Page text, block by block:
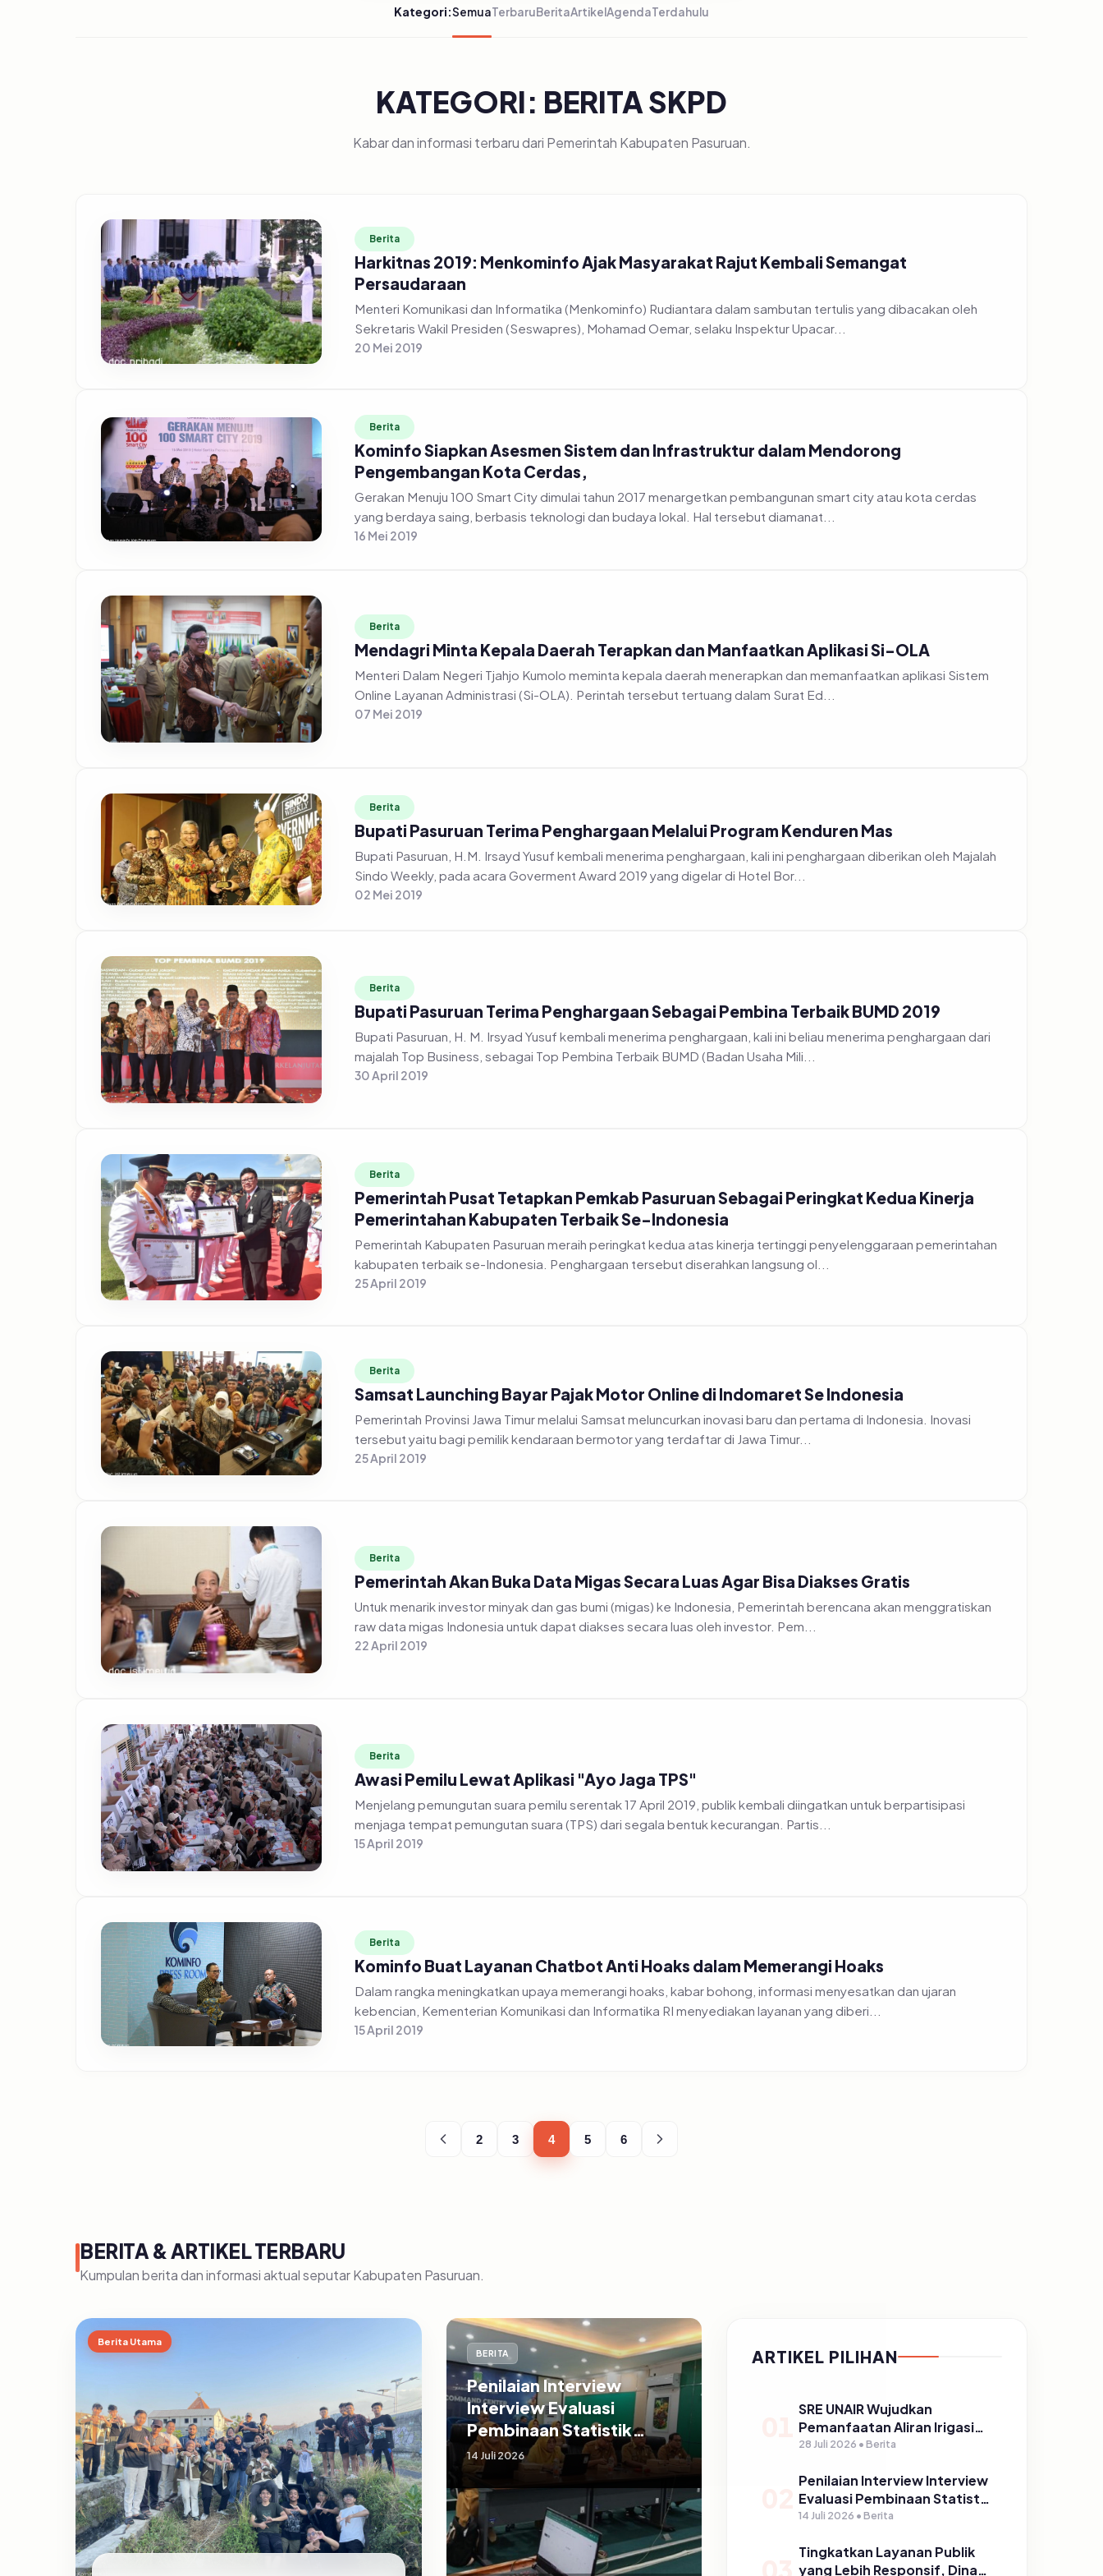
Kategori:SemuaTerbaruBeritaArtikelAgendaTerdahulu
KATEGORI: BERITA SKPD
Kabar dan informasi terbaru dari Pemerintah Kabupaten Pasuruan.
Berita
Harkitnas 2019: Menkominfo Ajak Masyarakat Rajut Kembali Semangat
Persaudaraan
Menteri Komunikasi dan Informatika (Menkominfo) Rudiantara dalam sambutan tertulis yang dibacakan oleh
Sekretaris Wakil Presiden (Seswapres), Mohamad Oemar, selaku Inspektur Upacar...
20 Mei 2019
Berita
Kominfo Siapkan Asesmen Sistem dan Infrastruktur dalam Mendorong
Pengembangan Kota Cerdas,
Gerakan Menuju 100 Smart City dimulai tahun 2017 menargetkan pembangunan smart city atau kota cerdas
yang berdaya saing, berbasis teknologi dan budaya lokal. Hal tersebut diamanat...
16 Mei 2019
Berita
Mendagri Minta Kepala Daerah Terapkan dan Manfaatkan Aplikasi Si-OLA
Menteri Dalam Negeri Tjahjo Kumolo meminta kepala daerah menerapkan dan memanfaatkan aplikasi Sistem
Online Layanan Administrasi (Si-OLA). Perintah tersebut tertuang dalam Surat Ed...
07 Mei 2019
Berita
Bupati Pasuruan Terima Penghargaan Melalui Program Kenduren Mas
Bupati Pasuruan, H.M. Irsayd Yusuf kembali menerima penghargaan, kali ini penghargaan diberikan oleh Majalah
Sindo Weekly, pada acara Goverment Award 2019 yang digelar di Hotel Bor...
02 Mei 2019
Berita
Bupati Pasuruan Terima Penghargaan Sebagai Pembina Terbaik BUMD 2019
Bupati Pasuruan, H. M. Irsyad Yusuf kembali menerima penghargaan, kali ini beliau menerima penghargaan dari
majalah Top Business, sebagai Top Pembina Terbaik BUMD (Badan Usaha Mili...
30 April 2019
Berita
Pemerintah Pusat Tetapkan Pemkab Pasuruan Sebagai Peringkat Kedua Kinerja
Pemerintahan Kabupaten Terbaik Se-Indonesia
Pemerintah Kabupaten Pasuruan meraih peringkat kedua atas kinerja tertinggi penyelenggaraan pemerintahan
kabupaten terbaik se-Indonesia. Penghargaan tersebut diserahkan langsung ol...
25 April 2019
Berita
Samsat Launching Bayar Pajak Motor Online di Indomaret Se Indonesia
Pemerintah Provinsi Jawa Timur melalui Samsat meluncurkan inovasi baru dan pertama di Indonesia. Inovasi
tersebut yaitu bagi pemilik kendaraan bermotor yang terdaftar di Jawa Timur...
25 April 2019
Berita
Pemerintah Akan Buka Data Migas Secara Luas Agar Bisa Diakses Gratis
Untuk menarik investor minyak dan gas bumi (migas) ke Indonesia, Pemerintah berencana akan menggratiskan
raw data migas Indonesia untuk dapat diakses secara luas oleh investor. Pem...
22 April 2019
Berita
Awasi Pemilu Lewat Aplikasi "Ayo Jaga TPS"
Menjelang pemungutan suara pemilu serentak 17 April 2019, publik kembali diingatkan untuk berpartisipasi
menjaga tempat pemungutan suara (TPS) dari segala bentuk kecurangan. Partis...
15 April 2019
Berita
Kominfo Buat Layanan Chatbot Anti Hoaks dalam Memerangi Hoaks
Dalam rangka meningkatkan upaya memerangi hoaks, kabar bohong, informasi menyesatkan dan ujaran
kebencian, Kementerian Komunikasi dan Informatika RI menyediakan layanan yang diberi...
15 April 2019
2 3 4 5 6
BERITA & ARTIKEL TERBARU
Kumpulan berita dan informasi aktual seputar Kabupaten Pasuruan.
Berita Utama
BERITA
Penilaian Interview
Interview Evaluasi
Pembinaan Statistik
Sektoral Kabupaten
Pasuruan
14 Juli 2026
ARTIKEL PILIHAN
SRE UNAIR Wujudkan
Pemanfaatan Aliran Irigasi
melalui PLTPH dalam
Desa Ngerong
28 Juli 2026 • Berita
Penilaian Interview Interview
Evaluasi Pembinaan Statistik
Sektoral Kabupaten
14 Juli 2026 • Berita
Tingkatkan Layanan Publik
yang Lebih Responsif, Dinas